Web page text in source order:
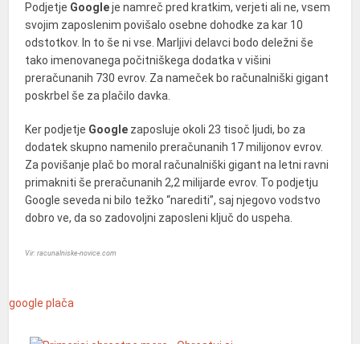
Podjetje Googleje namreč pred kratkim, verjeti ali ne, vsem
svojim zaposlenim povišalo osebne dohodke za kar 10
odstotkov. In to še ni vse. Marljivi delavci bodo deležni še
tako imenovanega počitniškega dodatka v višini
preračunanih 730 evrov. Za nameček bo računalniški gigant
poskrbel še za plačilo davka.
Ker podjetje Google zaposluje okoli 23 tisoč ljudi, bo za
dodatek skupno namenilo preračunanih 17 milijonov evrov.
Za povišanje plač bo moral računalniški gigant na letni ravni
primakniti še preračunanih 2,2 milijarde evrov. To podjetju
Google seveda ni bilo težko “narediti”, saj njegovo vodstvo
dobro ve, da so zadovoljni zaposleni ključ do uspeha.
Vir: racunalniske-novice.com
google plača